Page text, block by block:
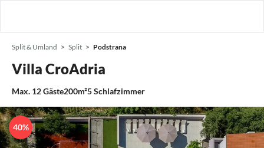
Split & Umland Split Podstrana
Villa CroAdria
Max. 12Gäste200m²5Schlafzimmer
40%